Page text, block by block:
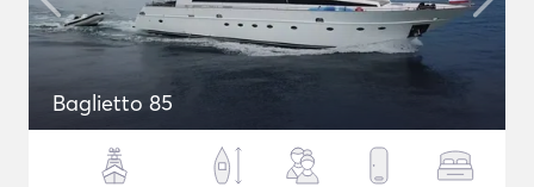
Baglietto 85